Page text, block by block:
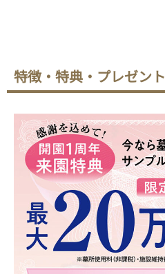
特徴・特典・プレゼント